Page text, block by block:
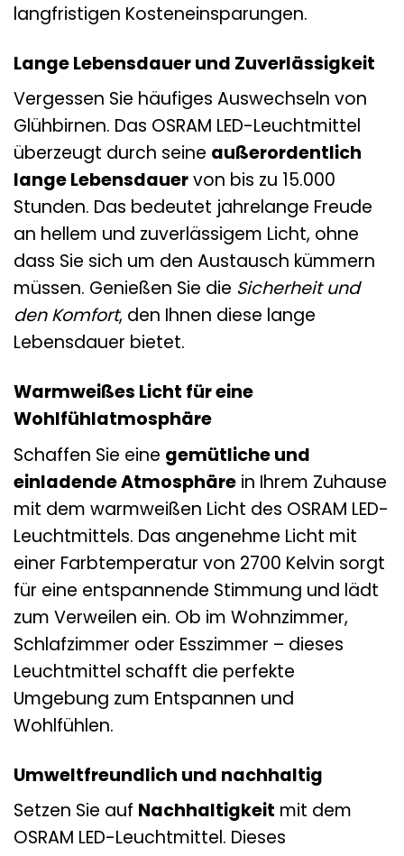
langfristigen Kosteneinsparungen.
Lange Lebensdauer und Zuverlässigkeit
Vergessen Sie häufiges Auswechseln von
Glühbirnen. Das OSRAM LED-Leuchtmittel
überzeugt durch seine außerordentlich
lange Lebensdauervon bis zu 15.000
Stunden. Das bedeutet jahrelange Freude
an hellem und zuverlässigem Licht, ohne
dass Sie sich um den Austausch kümmern
müssen. Genießen Sie die Sicherheit und
den Komfort, den Ihnen diese lange
Lebensdauer bietet.
Warmweißes Licht für eine
Wohlfühlatmosphäre
Schaffen Sie eine gemütliche und
einladende Atmosphäre in Ihrem Zuhause
mit dem warmweißen Licht des OSRAM LED-
Leuchtmittels. Das angenehme Licht mit
einer Farbtemperatur von 2700 Kelvin sorgt
für eine entspannende Stimmung und lädt
zum Verweilen ein. Ob im Wohnzimmer,
Schlafzimmer oder Esszimmer – dieses
Leuchtmittel schafft die perfekte
Umgebung zum Entspannen und
Wohlfühlen.
Umweltfreundlich und nachhaltig
Setzen Sie auf Nachhaltigkeit mit dem
OSRAM LED-Leuchtmittel. Dieses